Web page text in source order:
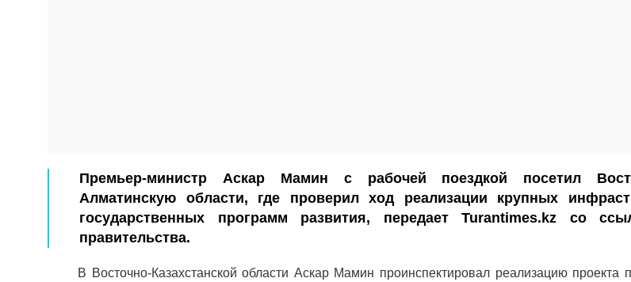
Премьер-министр Аскар Мамин с рабочей поездкой посетил
Алматинскую области, где проверил ход реализации крупных
государственных программ развития, передает Turantimes.kz со
правительства.
В Восточно-Казахстанской области Аскар Мамин проинспектировал реализацию проекта